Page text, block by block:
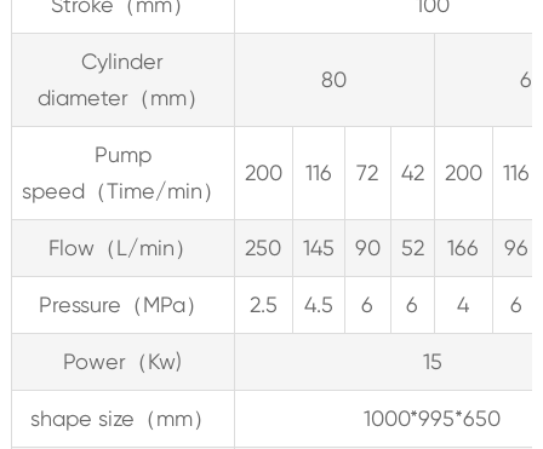
Cylinder
diameter（mm）
80
Pump
speed（Time/min）
200 116 72 42 200 116
Flow（L/min） 250 145 90 52 166 96
Pressure（MPa） 2.5 4.5 6 6 4 6
Power（Kw) 15
shape size（mm） 1000*995*650